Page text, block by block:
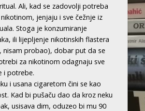
Ali, kad se zadovolji potreba
jenjaju i sve čežnje iz
Stoga je konzumiranje
ili lijepljenje nikotinskih flastera
nisam probao), dobar put da se
za nikotinom odagnaju sve
i potrebe.
i usana cigaretom čini se kao
Kad bi pušaču dao da kroz neku
usisava dim, oduzeo bi mu 90